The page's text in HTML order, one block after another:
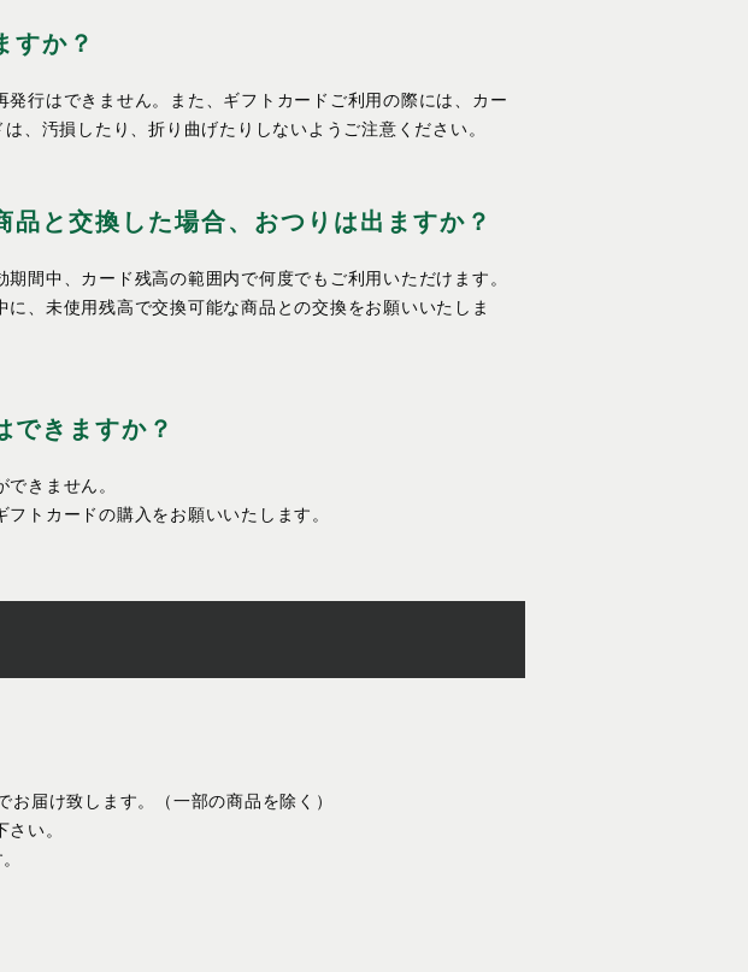
すか？
行はできません。また、ギフトカードご利用の際には、カー
、汚損したり、折り曲げたりしないようご注意ください。
と交換した場合、おつりは出ますか？
間中、カード残高の範囲内で何度でもご利用いただけます。
、未使用残高で交換可能な商品との交換をお願いいたしま
できますか？
きません。
トカードの購入をお願いいたします。
届け致します。（一部の商品を除く）
い。